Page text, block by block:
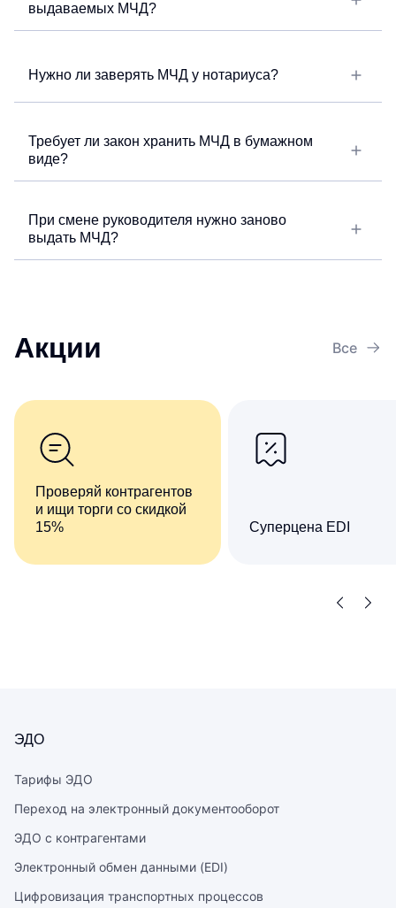
выдаваемых МЧД?
Нужно ли заверять МЧД у нотариуса?
Требует ли закон хранить МЧД в бумажном
виде?
При смене руководителя нужно заново
выдать МЧД?
Акции Все
Проверяй контрагентов
и ищи торги со скидкой
15%
о компаниях и владельцах
Суперцена EDI
с контрагентами
ЭДО
Тарифы ЭДО
Переход на электронный документооборот
ЭДО с контрагентами
Электронный обмен данными (EDI)
Цифровизация транспортных процессов